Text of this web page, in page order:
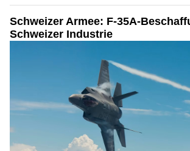
Schweizer Armee: F-35A-
Schweizer Industrie